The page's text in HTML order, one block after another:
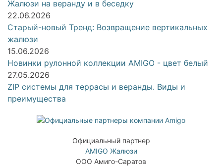
Жалюзи на веранду и в беседку
22.06.2026
Старый-новый Тренд: Возвращение вертикальных
жалюзи
15.06.2026
Новинки рулонной коллекции AMIGO - цвет белый
27.05.2026
ZIP системы для террасы и веранды. Виды и
преимущества
Официальный партнер
AMIGO Жалюзи
ООО Амиго-Саратов